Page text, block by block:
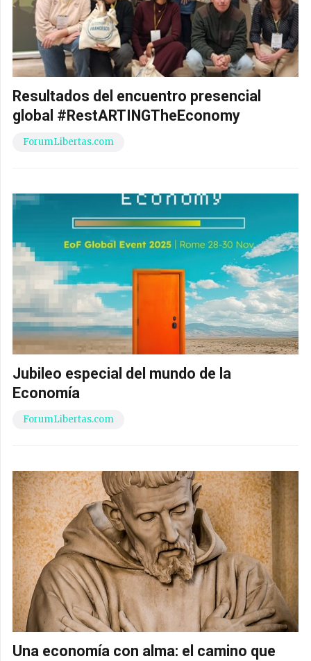
Resultados del encuentro presencial
global #RestARTINGTheEconomy
ForumLibertas.com
Jubileo especial del mundo de la
Economía
ForumLibertas.com
Una economía con alma: el camino que